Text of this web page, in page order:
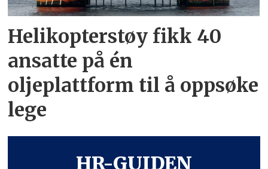
Helikopterstøy fikk 40
ansatte på én
oljeplattform til å oppsøke
lege
HR-GUIDEN